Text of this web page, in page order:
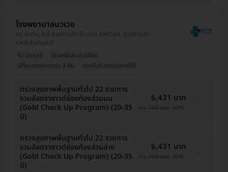
โรงพยาบาลนวเวช
อยู่ บึงกุ่ม, ใกล้ ศูนย์การค้าเซ็นทรัล อีสต์วิลล์, ศูนย์การค้า
แฟชั่นไอส์แลนด์
ไม่ Upsell
มีแพทย์ประจำคลินิก
มีที่จอดรถมากกว่า 3 คัน
ออกใบรับรองแพทย์ได้
ตรวจสุขภาพพื้นฐานทั่วไป 22 รายการ
รวมอัลตราซาวด์ช่องท้องส่วนบน
(Gold Check Up Program) (20-35
ปี)
6,431 บาท
11,700 บาท -42%
ตรวจสุขภาพพื้นฐานทั่วไป 22 รายการ
รวมอัลตราซาวด์ช่องท้องส่วนล่าง
(Gold Check Up Program) (20-35
ปี)
6,431 บาท
11,700 บาท -42%